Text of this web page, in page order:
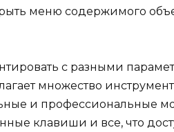
меню содержимого
с разными
множество
и профессиональные
клавиши и все, что